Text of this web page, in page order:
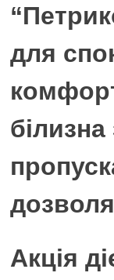
для
Акція